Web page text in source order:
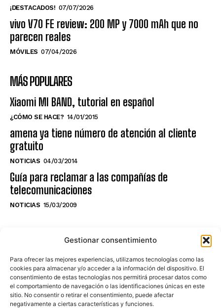
Gestionar consentimiento
Para ofrecer las mejores experiencias, utilizamos tecnologías como las
cookies para almacenar y/o acceder a la información del dispositivo. El
consentimiento de estas tecnologías nos permitirá procesar datos como
el comportamiento de navegación o las identificaciones únicas en este
sitio. No consentir o retirar el consentimiento, puede afectar
negativamente a ciertas características y funciones.
¡DESTACADOS! 07/07/2026
vivo V70 FE review: 200 MP y 7000 mAh que no
parecen reales
MÓVILES 07/04/2026
MÁS POPULARES
Xiaomi MI BAND, tutorial en español
¿CÓMO SE HACE? 14/01/2015
amena ya tiene número de atención al cliente
gratuito
NOTICIAS 04/03/2014
Guía para reclamar a las compañías de
telecomunicaciones
NOTICIAS 15/03/2009
NO TE PIERDAS LO ÚLTIMO DEL CANAL
Haz clic en «Estoy de acuerdo» para
activar Youtube